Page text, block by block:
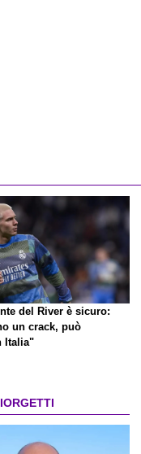
del River è sicuro:
un crack, può
Italia"